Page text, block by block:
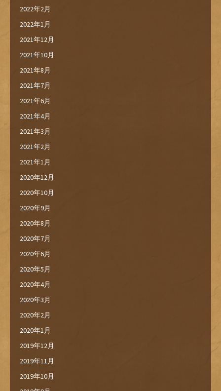
2022年2月
2022年1月
2021年12月
2021年10月
2021年8月
2021年7月
2021年6月
2021年4月
2021年3月
2021年2月
2021年1月
2020年12月
2020年10月
2020年9月
2020年8月
2020年7月
2020年6月
2020年5月
2020年4月
2020年3月
2020年2月
2020年1月
2019年12月
2019年11月
2019年10月